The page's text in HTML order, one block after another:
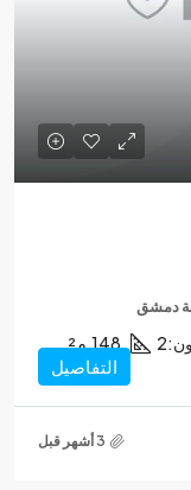
دمشق
2
148 م²
التفاصيل